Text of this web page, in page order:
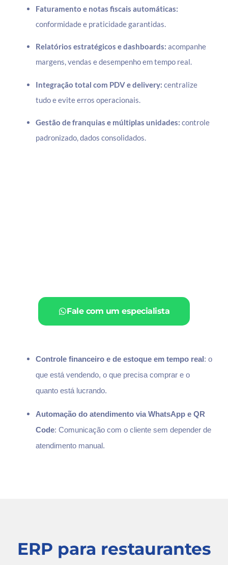
Faturamento e notas fiscais automáticas:
conformidade e praticidade garantidas.
Relatórios estratégicos e dashboards: acompanhe
margens, vendas e desempenho em tempo real.
Integração total com PDV e delivery: centralize
tudo e evite erros operacionais.
Gestão de franquias e múltiplas unidades: controle
padronizado, dados consolidados.
Fale com um especialista
Controle financeiro e de estoque em tempo real: o
que está vendendo, o que precisa comprar e o
quanto está lucrando.
Automação do atendimento via WhatsApp e QR
Code: Comunicação com o cliente sem depender de
atendimento manual.
ERP para restaurantes